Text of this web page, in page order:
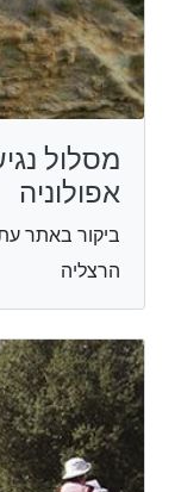
מסלול
אפולוניה
ביקור באתר
הרצליה